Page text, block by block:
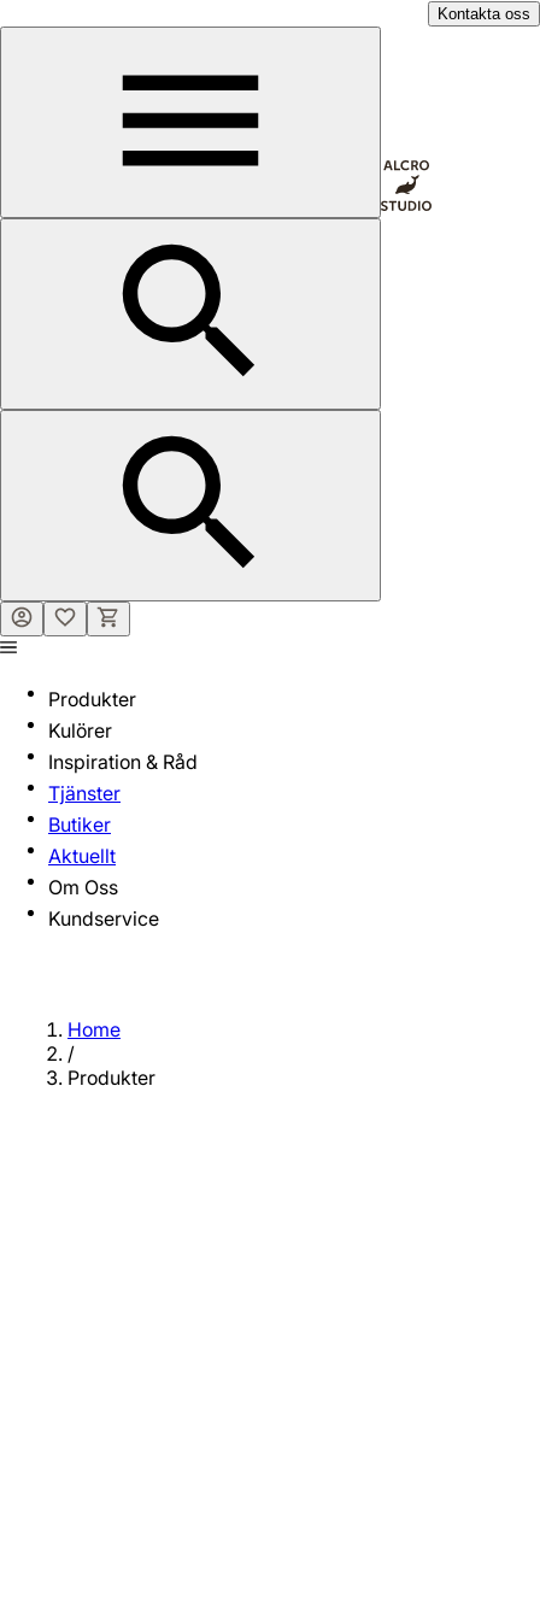
Kontakta oss
Produkter
Kulörer
Inspiration & Råd
Tjänster
Butiker
Aktuellt
Om Oss
Kundservice
Home
/
Produkter